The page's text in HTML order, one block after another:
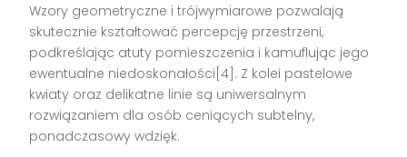
Wzory geometryczne i trójwymiarowe pozwalają
skutecznie kształtować percepcję przestrzeni,
podkreślając atuty pomieszczenia i kamuflując jego
ewentualne niedoskonałości[4]. Z kolei pastelowe
kwiaty oraz delikatne linie są uniwersalnym
rozwiązaniem dla osób ceniących subtelny,
ponadczasowy wdzięk.